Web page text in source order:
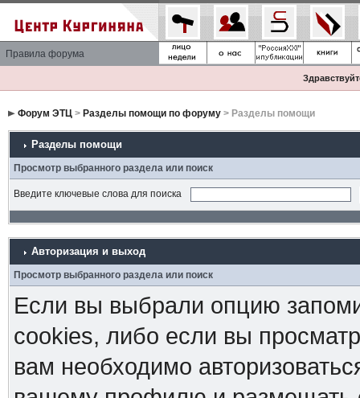
Правила форума
Форум ЭТЦ> Разделы помощи по форуму> Разделы помощи
Разделы помощи
Просмотр выбранного раздела или поиск
Введите ключевые слова для поиска
Авторизация и выход
Просмотр выбранного раздела или поиск
Если вы выбрали опцию
cookies, либо если вы
вам необходимо